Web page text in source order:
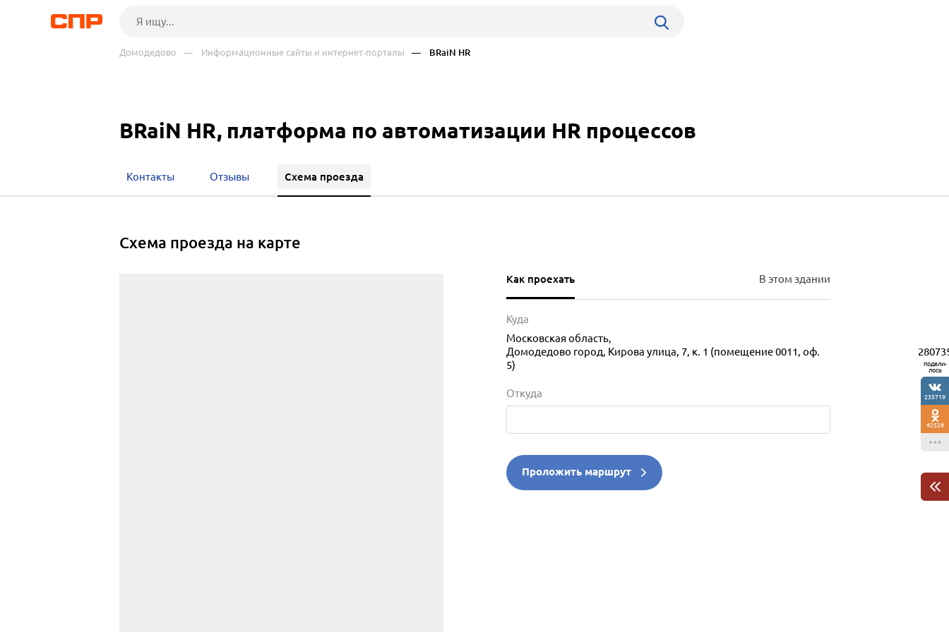
Домодедово — Информационные сайты и интернет-порталы — BRaiN HR
BRaiN HR, платформа по автоматизации HR процессов
cхема проезда на карте
Контакты Отзывы Схема проезда
Как проехать В этом здании
Куда
Московская область,
Домодедово город, Кирова улица, 7, к. 1 (помещение 0011, оф.
5)
Откуда
Проложить маршрут
подели-
лось
235719
42528